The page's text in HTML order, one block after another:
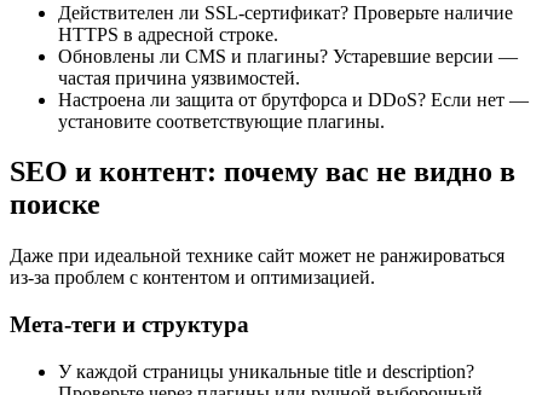
Действителен ли SSL-сертификат? Проверьте наличие
HTTPS в адресной строке.
Обновлены ли CMS и плагины? Устаревшие версии —
частая причина уязвимостей.
Настроена ли защита от брутфорса и DDoS? Если нет —
установите соответствующие плагины.
SEO и контент: почему вас не видно в
поиске
Даже при идеальной технике сайт может не ранжироваться
из-за проблем с контентом и оптимизацией.
Мета-теги и структура
У каждой страницы уникальные title и description?